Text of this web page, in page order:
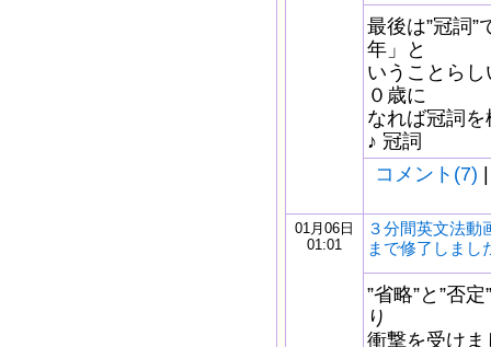
最後は”冠詞”
年」と
いうことら
０歳に
なれば冠詞
♪ 冠詞
コメント(7)
01月06日
01:01
３分間英文法動
まで修了しまし
”省略”と”否
り
衝撃を受け